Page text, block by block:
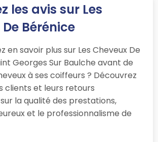
les avis sur Les
Bérénice
en savoir plus sur Les Cheveux De
Georges Sur Baulche avant de
à ses coiffeurs ? Découvrez
clients et leurs retours
la qualité des prestations,
et le professionnalisme de